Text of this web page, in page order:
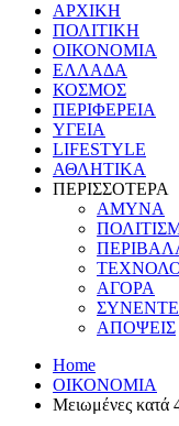
ΑΡΧΙΚΗ
ΠΟΛΙΤΙΚΗ
ΟΙΚΟΝΟΜΙΑ
ΕΛΛΑΔΑ
ΚΟΣΜΟΣ
ΠΕΡΙΦΕΡΕΙΑ
ΥΓΕΙΑ
LIFESTYLE
ΑΘΛΗΤΙΚΑ
ΠΕΡΙΣΣΟΤΕΡΑ
ΑΜΥΝΑ
ΑΓΟΡΑ
ΑΠΟΨΕΙΣ
Home
ΟΙΚΟΝΟΜΙΑ
Μειωμένες κατά